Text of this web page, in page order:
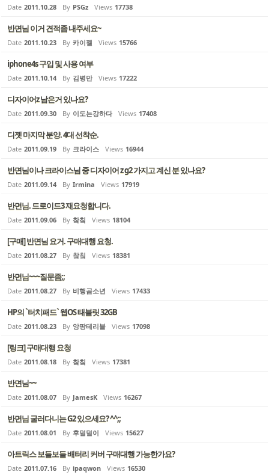
Date 2011.10.28 By PSGz Views 17738
반면님 이거 견적좀 내주세요~
Date 2011.10.23 By 카이젤 Views 15766
iphone4s 구입 및 사용 여부
Date 2011.10.14 By 김병만 Views 17222
디자이어z 남은거 있나요?
Date 2011.09.30 By 이도는강하다 Views 17408
디젯 마지막 분양. 4대 선착순.
Date 2011.09.19 By 크라이스 Views 16944
반면님이나 크라이스님 중 디자이어 z g2 가지고 계신 분 있나요?
Date 2011.09.14 By Irmina Views 17919
반면님. 드로이드3 재요청합니다.
Date 2011.09.06 By 챀칰 Views 18104
[구매] 반면님 요거. 구매대행 요청.
Date 2011.08.27 By 챀칰 Views 18381
반면님~~~질문좀;;
Date 2011.08.27 By 비행곰소년 Views 17433
HP의 `터치패드` 웹OS 태블릿 32GB
Date 2011.08.23 By 앙팡테리블 Views 17098
[링크] 구매대행 요청
Date 2011.08.18 By 챀칰 Views 17381
반면님~~
Date 2011.08.07 By JamesK Views 16267
반면님 굴러다니는 G2 있으세요? ^^;;
Date 2011.08.01 By 후덜덜이 Views 15627
아트릭스 보들보들 배터리 커버 구매대행 가능한가요?
Date 2011.07.16 By ipaqwon Views 16530